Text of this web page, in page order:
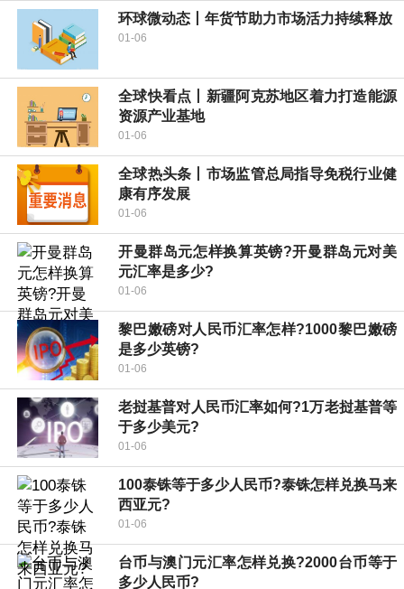
环球微动态丨年货节助力市场活力持续释放
01-06
全球快看点丨新疆阿克苏地区着力打造能源
资源产业基地
01-06
全球热头条丨市场监管总局指导免税行业健
康有序发展
01-06
开曼群岛元怎样换算英镑?开曼群岛元对美
元汇率是多少?
01-06
黎巴嫩磅对人民币汇率怎样?1000黎巴嫩磅
是多少英镑?
01-06
老挝基普对人民币汇率如何?1万老挝基普等
于多少美元?
01-06
100泰铢等于多少人民币?泰铢怎样兑换马来
西亚元?
01-06
台币与澳门元汇率怎样兑换?2000台币等于
多少人民币?